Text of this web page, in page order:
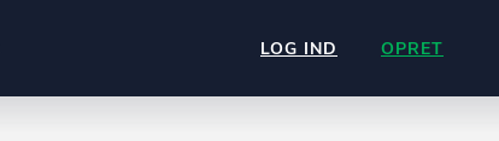
LOG IND OPRET